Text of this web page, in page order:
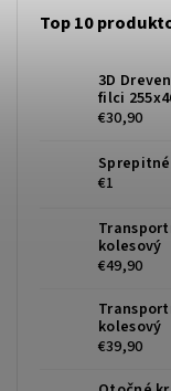
Top 10
3D
filci
€30,90
€1
kolesový
€49,90
kolesový
€39,90